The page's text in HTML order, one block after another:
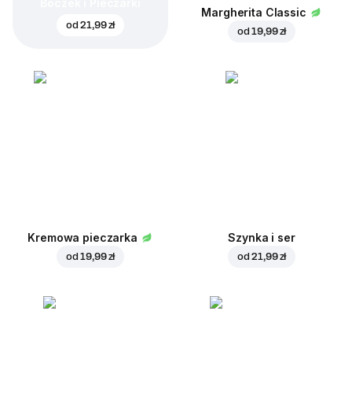
od21,99 zł
Margherita Classic
od19,99 zł
Kremowa pieczarka
od19,99 zł
Szynka i ser
od21,99 zł